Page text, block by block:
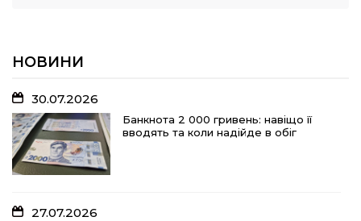
НОВИНИ
30.07.2026
Банкнота 2 000 гривень: навіщо її
вводять та коли надійде в обіг
27.07.2026